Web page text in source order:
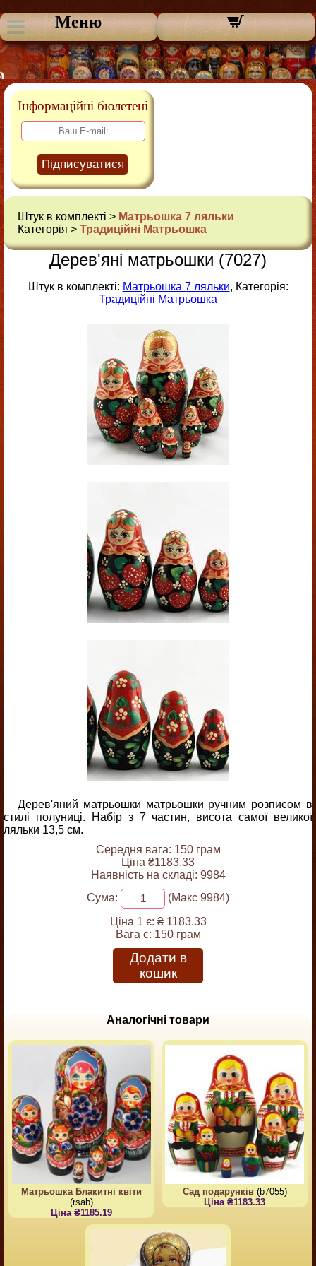
Меню
Інформаційні бюлетені
Підписуватися
Штук в комплекті > Матрьошка 7 ляльки
Категорія > Традиційні Матрьошка
Дерев'яні матрьошки (7027)
Штук в комплекті: Матрьошка 7 ляльки, Категорія:
Традиційні Матрьошка
Дерев'яний матрьошки матрьошки ручним розписом в
стилі полуниці. Набір з 7 частин, висота самої великої
ляльки 13,5 см.
Середня вага: 150 грам
Ціна ₴1183.33
Наявність на складі: 9984
Сума:
(Макс 9984)
Ціна 1 є: ₴ 1183.33
Вага є: 150 грам
Додати в
кошик
Аналогічні товари
Матрьошка Блакитні квіти
(rsab)
Ціна ₴1185.19
Сад подарунків(b7055)
Ціна ₴1183.33